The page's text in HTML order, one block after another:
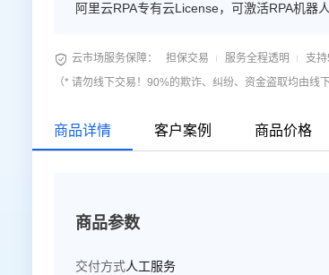
阿里云RPA专有云License，可激活RPA机器
 云市场服务保障： 担保交易 服务全程透明 支
（* 请勿线下交易！90%的欺诈、纠纷、资金盗取均由线
商品详情 客户案例 商品价格
商品参数
交付方式人工服务